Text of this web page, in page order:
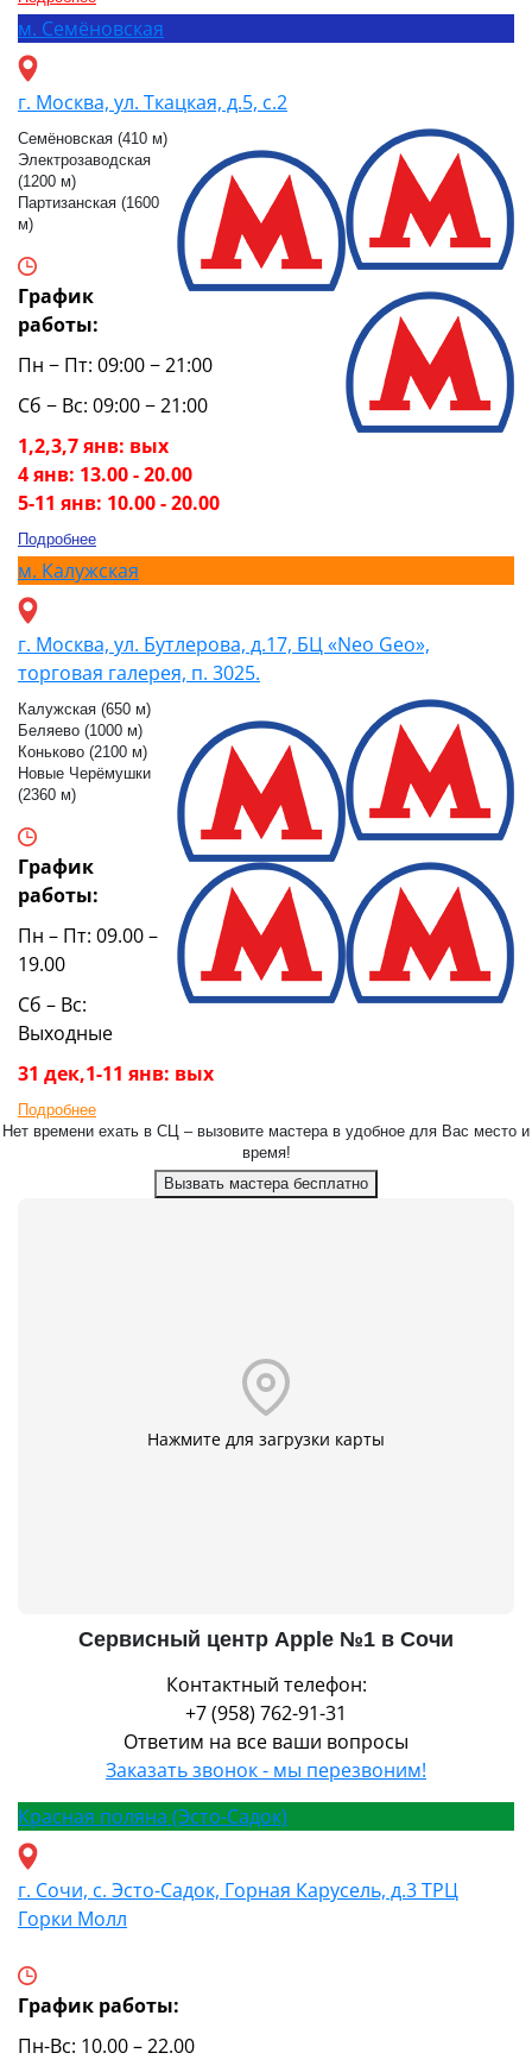
м. Семёновская
г. Москва, ул. Ткацкая, д.5, с.2
Семёновская (410 м)
Электрозаводская
(1200 м)
Партизанская (1600
м)
График
работы:
Пн − Пт: 09:00 − 21:00
Сб − Вс: 09:00 − 21:00
1,2,3,7 янв: вых
4 янв: 13.00 - 20.00
5-11 янв: 10.00 - 20.00
Подробнее
м. Калужская
г. Москва, ул. Бутлерова, д.17, БЦ «Neo Geo»,
торговая галерея, п. 3025.
Калужская (650 м)
Беляево (1000 м)
Коньково (2100 м)
Новые Черёмушки
(2360 м)
График
работы:
Пн – Пт: 09.00 –
19.00
Сб – Вс:
Выходные
31 дек,1-11 янв: вых
Подробнее
Нет времени ехать в СЦ – вызовите мастера в удобное для Вас место и
время!
Вызвать мастера бесплатно
Нажмите для загрузки карты
Сервисный центр Apple №1 в Сочи
Контактный телефон:
+7 (958) 762-91-31
Ответим на все ваши вопросы
Заказать звонок - мы перезвоним!
Красная поляна (Эсто-Садок)
г. Сочи, с. Эсто-Садок, Горная Карусель, д.3 ТРЦ
Горки Молл
График работы:
Пн-Вс: 10.00 – 22.00